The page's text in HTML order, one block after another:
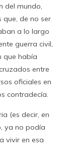
del mundo,
que, de no ser
a lo largo
guerra civil,
que había
entre
oficiales en
contradecía.
(es decir, en
ya no podía
vivir en esa